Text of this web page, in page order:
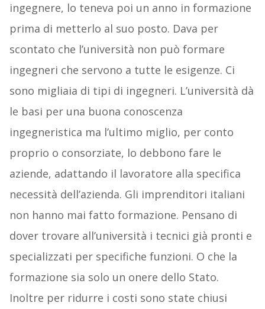
ingegnere, lo teneva poi un anno in formazione
prima di metterlo al suo posto. Dava per
scontato che l’università non può formare
ingegneri che servono a tutte le esigenze. Ci
sono migliaia di tipi di ingegneri. L’università dà
le basi per una buona conoscenza
ingegneristica ma l’ultimo miglio, per conto
proprio o consorziate, lo debbono fare le
aziende, adattando il lavoratore alla specifica
necessità dell’azienda. Gli imprenditori italiani
non hanno mai fatto formazione. Pensano di
dover trovare all’università i tecnici già pronti e
specializzati per specifiche funzioni. O che la
formazione sia solo un onere dello Stato.
Inoltre per ridurre i costi sono state chiusi